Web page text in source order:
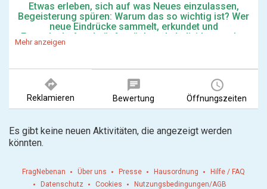
Etwas erleben, sich auf was Neues einzulassen,
Begeisterung spüren: Warum das so wichtig ist? Wer
neue Eindrücke sammelt, erkundet und
Freundschaften knüpft, wächst als Individuum - das
ist ABENTEUER
Bei uns steht Selbstbestimmung und Inklusion an
erster Stelle. Unser Anliegen ist es, Menschen mit
unterstützen und zu begleiten.
Wir sind für sie da in der Wohnassistenz,
einen Urlaub und benötigen Unterstützung, dann
rufen sie uns an!
Mehr anzeigen
directions
Reklamieren
chat
Bewertung
query_builder
Öffnungszeiten
Es gibt keine neuen Aktivitäten, die angezeigt werden
könnten.
FragNebenan Über uns Presse Hausordnung
Hilfe / FAQ
Datenschutz
Cookies Nutzungsbedingungen/AGB